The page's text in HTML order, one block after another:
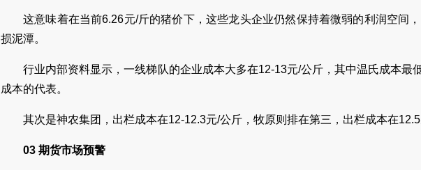
这意味着在当前6.26元/斤的猪价下，这些龙头企业仍然保持着微弱的利润空间
损泥潭。
行业内部资料显示，一线梯队的企业成本大多在12-13元/公斤，其中温氏成本最
成本的代表。
其次是神农集团，出栏成本在12-12.3元/公斤，牧原则排在第三，出栏成本在12.5
03 期货市场预警